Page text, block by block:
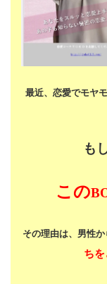
最近、恋愛でモヤ
も
この
その理由は、男性
ち